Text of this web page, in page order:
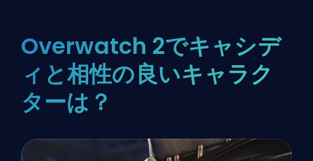
Overwatch 2でキャシデ
ィと相性の良いキャラク
ターは？